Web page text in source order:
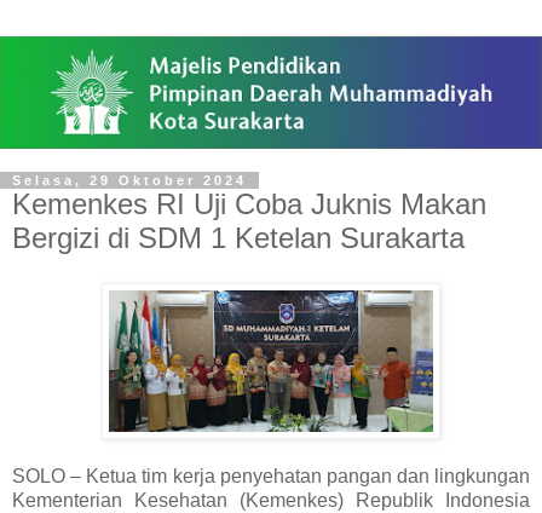
Selasa, 29 Oktober 2024
Kemenkes RI Uji Coba Juknis Makan
Bergizi di SDM 1 Ketelan Surakarta
SOLO – Ketua tim kerja penyehatan pangan dan lingkungan
Kementerian Kesehatan (Kemenkes) Republik Indonesia